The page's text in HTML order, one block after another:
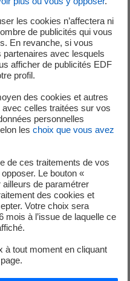
d’Entreprises
les cookies n’affectera ni
de publicités qui vous
En revanche, si vous
avec lesquels
afficher de publicités EDF
profil.
des cookies et autres
celles traitées sur vos
personnelles
les choix que vous avez
de ces traitements de vos
Le bouton «
de paramétrer
des cookies et
Votre choix sera
mois à l’issue de laquelle ce
à tout moment en cliquant